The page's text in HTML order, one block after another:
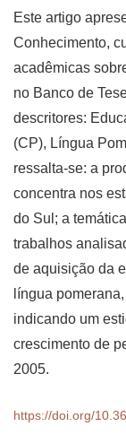
Este artigo
Conhecimento,
acadêmicas
no Banco de
descritores:
(CP), Língua
ressalta-se: a
concentra nos
do Sul; a
trabalhos
de aquisição da
língua
indicando um
crescimento de
2005.
https://doi.org/